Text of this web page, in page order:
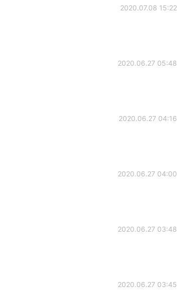
2020.07.08 15:22
2020.06.27 05:48
2020.06.27 04:16
2020.06.27 04:00
2020.06.27 03:48
2020.06.27 03:45